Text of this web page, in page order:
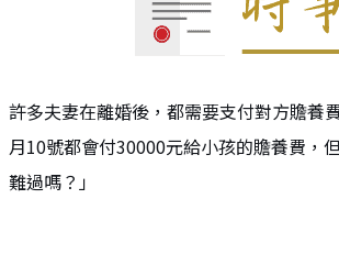
許多夫妻在離婚後，都需要支付對方贍養
月10號都會付30000元給小孩的贍養費，
難過嗎？」